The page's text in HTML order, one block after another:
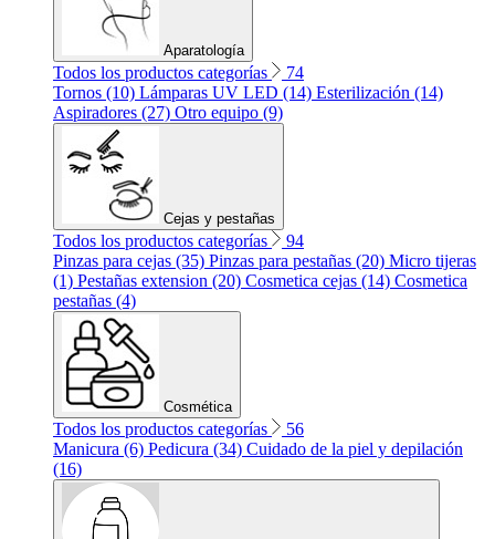
Aparatología
Todos los productos categorías
74
Tornos (10) Lámparas UV LED (14) Esterilización (14)
Aspiradores (27) Otro equipo (9)
Cejas y pestañas
Todos los productos categorías
94
Pinzas para cejas (35) Pinzas para pestañas (20) Micro tijeras
(1) Pestañas extension (20) Cosmetica cejas (14) Cosmetica
pestañas (4)
Cosmética
Todos los productos categorías
56
Manicura (6) Pedicura (34) Cuidado de la piel y depilación
(16)